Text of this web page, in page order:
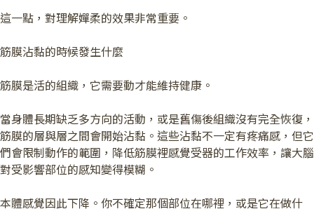
這一點，對理解嬋柔的效果非常重要。
筋膜沾黏的時候發生什麼
筋膜是活的組織，它需要動才能維持健康。
當身體長期缺乏多方向的活動，或是舊傷後組織沒有完全恢復，
筋膜的層與層之間會開始沾黏。這些沾黏不一定有疼痛感，但它
們會限制動作的範圍，降低筋膜裡感覺受器的工作效率，讓大腦
對受影響部位的感知變得模糊。
本體感覺因此下降。你不確定那個部位在哪裡，或是它在做什